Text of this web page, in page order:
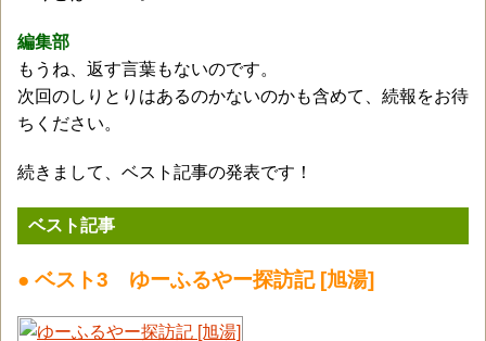
編集部
もうね、返す言葉もないのです。
次回のしりとりはあるのかないのかも含めて、続報をお待
ちください。
続きまして、ベスト記事の発表です！
ベスト記事
● ベスト3 ゆーふるやー探訪記 [旭湯]